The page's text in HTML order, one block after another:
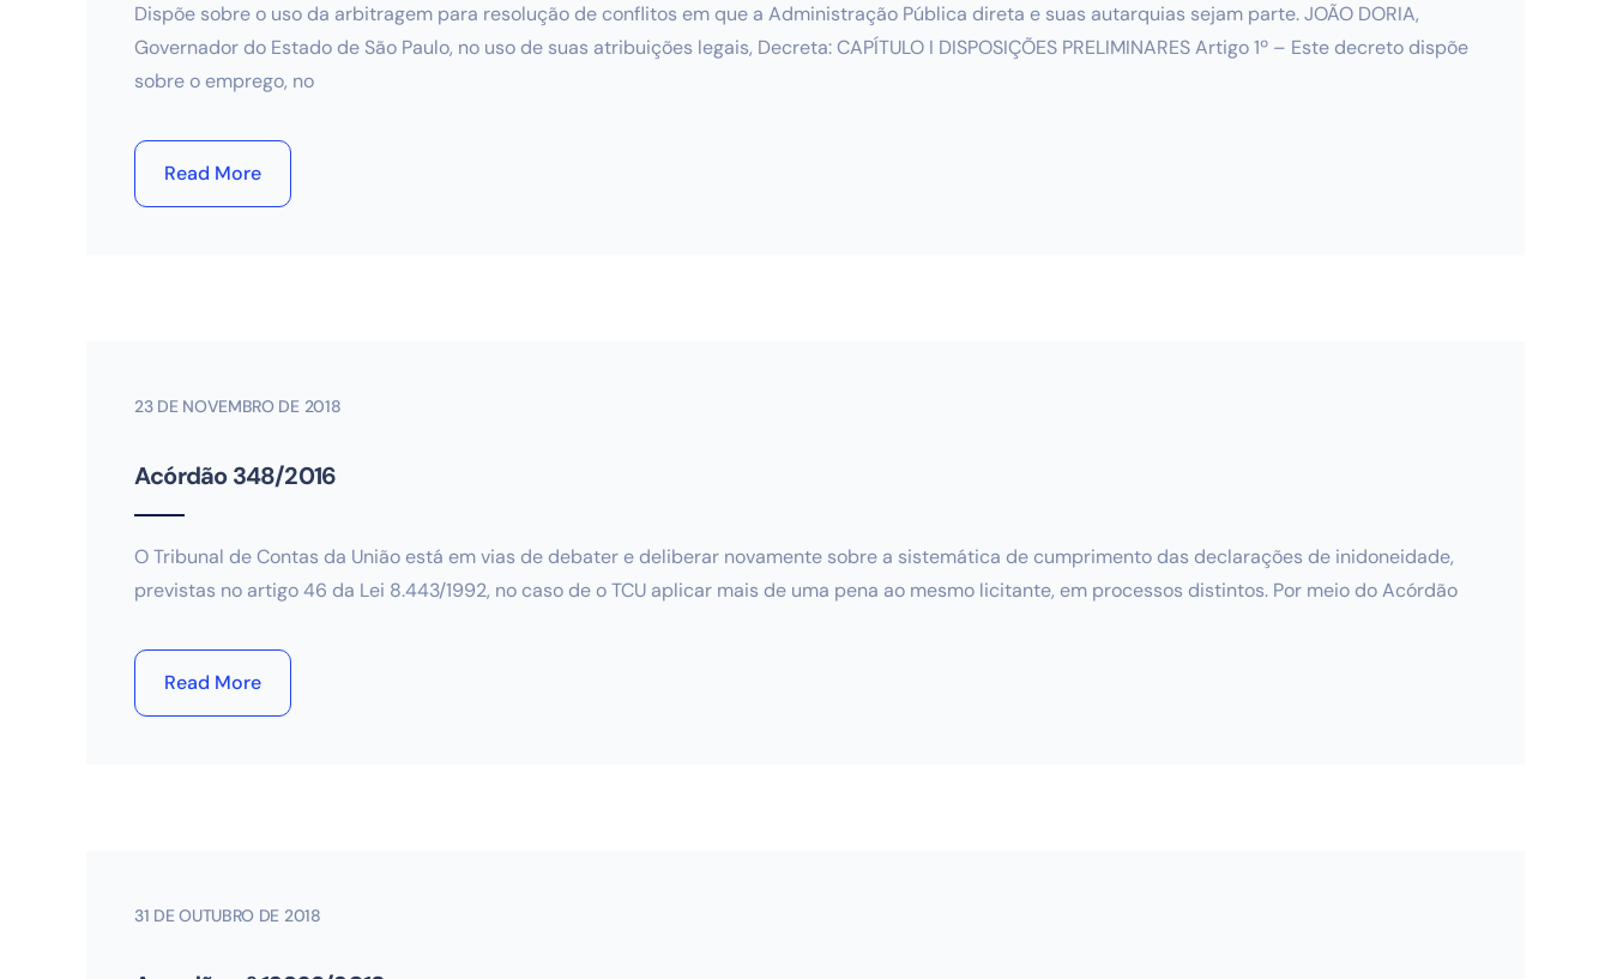
Dispõe sobre o uso da arbitragem para resolução de conflitos em que a Administração Pública direta e suas autarquias sejam parte. JOÃO DORIA,
Governador do Estado de São Paulo, no uso de suas atribuições legais, Decreta: CAPÍTULO I DISPOSIÇÕES PRELIMINARES Artigo 1º – Este decreto dispõe
sobre o emprego, no
Read More
23 DE NOVEMBRO DE 2018
Acórdão 348/2016
O Tribunal de Contas da União está em vias de debater e deliberar novamente sobre a sistemática de cumprimento das declarações de inidoneidade,
previstas no artigo 46 da Lei 8.443/1992, no caso de o TCU aplicar mais de uma pena ao mesmo licitante, em processos distintos. Por meio do Acórdão
Read More
31 DE OUTUBRO DE 2018